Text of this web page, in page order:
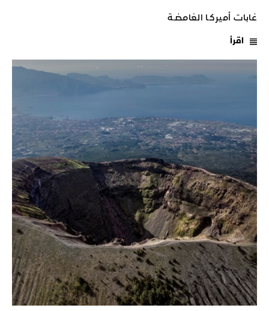
غابات أميركـا الغامضـة
اقرأ